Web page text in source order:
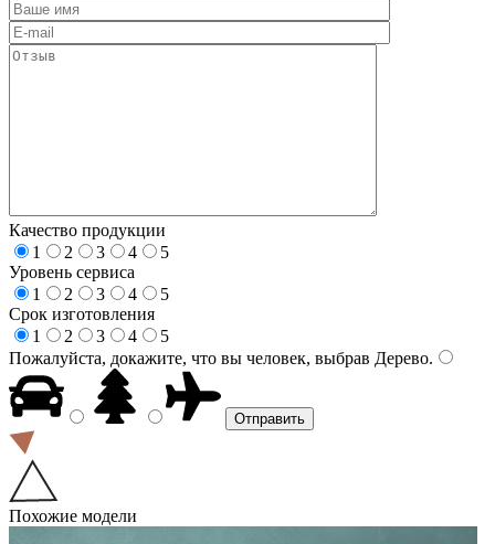
Качество продукции
1
2 3 4
5
Уровень сервиса
1
2 3 4
5
Срок изготовления
1
2 3 4
5
Пожалуйста, докажите, что вы человек, выбрав Дерево.
Похожие модели